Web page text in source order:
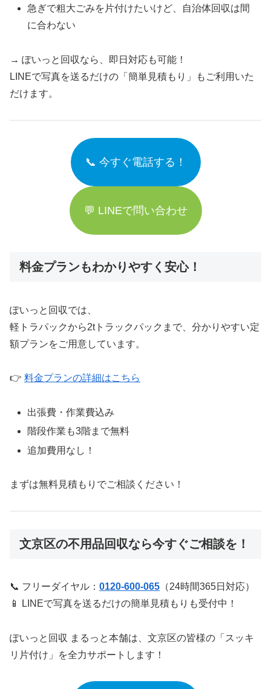
急ぎで粗大ごみを片付けたいけど、自治体回収は間
に合わない
→ ぽいっと回収なら、即日対応も可能！
LINEで写真を送るだけの「簡単見積もり」もご利用いた
だけます。
📞 今すぐ電話する！
💬 LINEで問い合わせ
料金プランもわかりやすく安心！
ぽいっと回収では、
軽トラパックから2tトラックパックまで、分かりやすい定
額プランをご用意しています。
👉 料金プランの詳細はこちら
出張費・作業費込み
階段作業も3階まで無料
追加費用なし！
まずは無料見積もりでご相談ください！
文京区の不用品回収なら今すぐご相談を！
📞 フリーダイヤル： 0120-600-065 （24時間365日対応）
📱 LINEで写真を送るだけの簡単見積もりも受付中！
ぽいっと回収 まるっと本舗は、文京区の皆様の「スッキ
リ片付け」を全力サポートします！